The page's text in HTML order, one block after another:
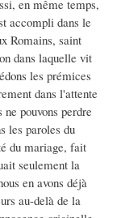
en même temps,
accompli dans le
Romains, saint
dans laquelle vit
les prémices
dans l'attente
ne pouvons perdre
les paroles du
du mariage, fait
seulement la
en avons déjà
au-delà de la